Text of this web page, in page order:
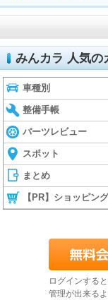
みんカラ 人気の
車種別
整備手帳
パーツレビュー
スポット
まとめ
【PR】ショッピン
ログインする
管理が出来る